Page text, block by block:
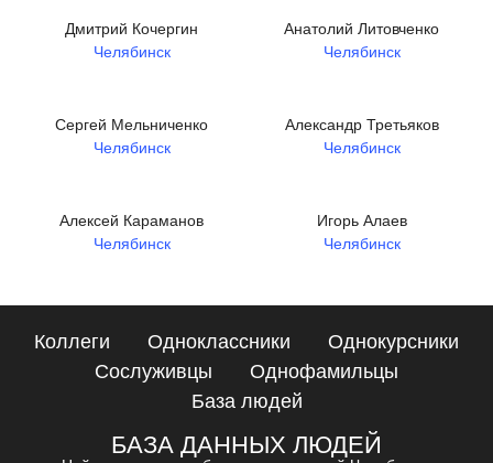
Дмитрий Кочергин
Челябинск
Анатолий Литовченко
Челябинск
Сергей Мельниченко
Челябинск
Александр Третьяков
Челябинск
Алексей Караманов
Челябинск
Игорь Алаев
Челябинск
Коллеги Одноклассники
Однокурсники
Сослуживцы
Однофамильцы
База людей
БАЗА ДАННЫХ ЛЮДЕЙ